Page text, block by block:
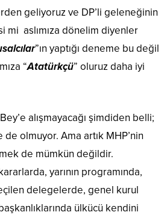
geliyoruz ve DP’li geleneğinin
mi aslımıza dönelim diyenler
”ın yaptığı deneme bu değil
“Atatürkçü” oluruz daha iyi
alışmayacağı şimdiden belli;
olmuyor. Ama artık MHP’nin
de mümkün değildir.
yarının programında,
delegelerde, genel kurul
ülkücü kendini